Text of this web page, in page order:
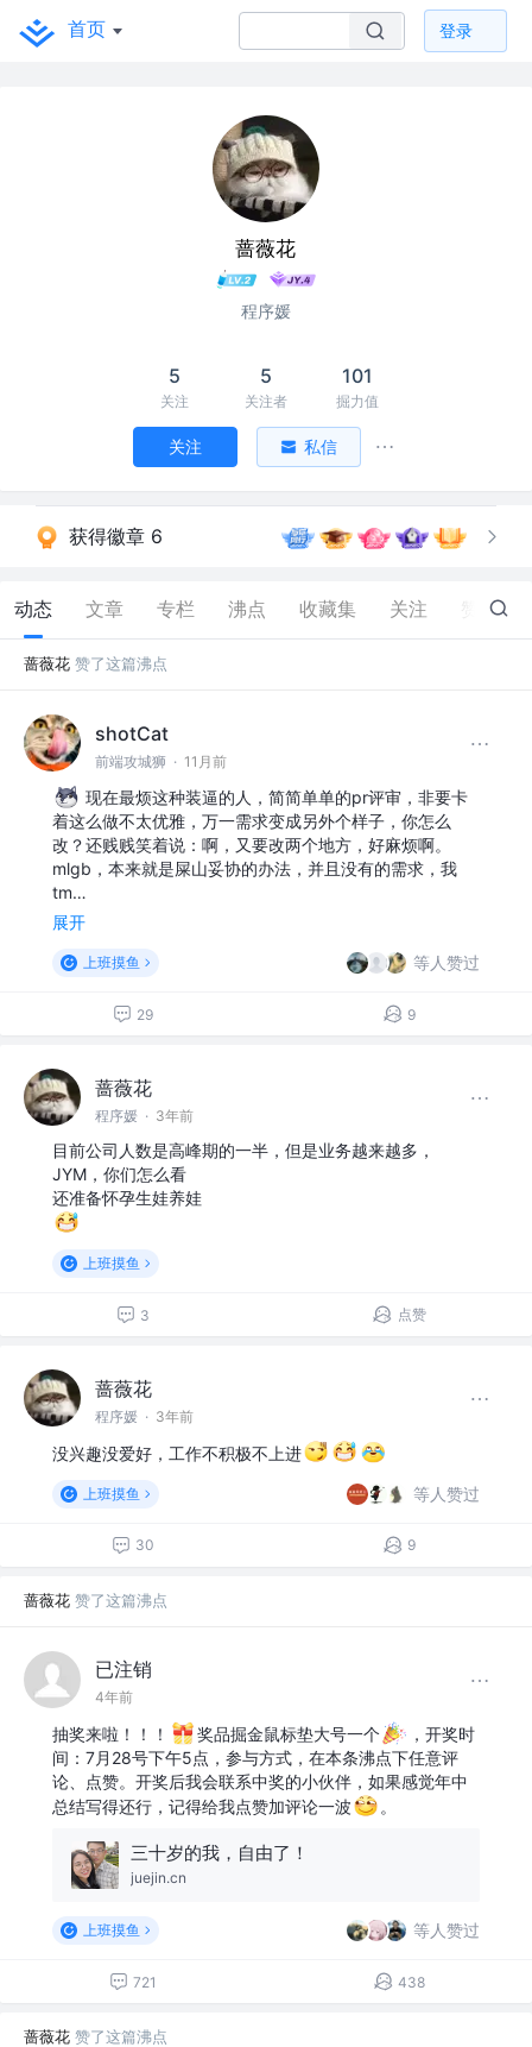
首页 登录
蔷薇花
程序媛
5
关注
5
关注者
101
掘力值
关注 私信
获得徽章 6
动态 文章 专栏 沸点 收藏集 关注 13
蔷薇花 赞了这篇沸点
shotCat
前端攻城狮 · 11月前
现在最烦这种装逼的人，简简单单的pr评审，非要卡
着这么做不太优雅，万一需求变成另外个样子，你怎么
改？还贱贱笑着说：啊，又要改两个地方，好麻烦啊。
mlgb，本来就是屎山妥协的办法，并且没有的需求，我
tm…
展开
上班摸鱼 等人赞过
29 9
蔷薇花
程序媛 · 3年前
目前公司人数是高峰期的一半，但是业务越来越多，
JYM，你们怎么看
还准备怀孕生娃养娃
上班摸鱼
3 点赞
蔷薇花
程序媛 · 3年前
没兴趣没爱好，工作不积极不上进
上班摸鱼 等人赞过
30 9
蔷薇花 赞了这篇沸点
已注销
4年前
抽奖来啦！！！ 奖品掘金鼠标垫大号一个
，开奖时
间：7月28号下午5点，参与方式，在本条沸点下任意评
论、点赞。开奖后我会联系中奖的小伙伴，如果感觉年中
总结写得还行，记得给我点赞加评论一波
。
三十岁的我，自由了！
juejin.cn
上班摸鱼 等人赞过
721 438
蔷薇花 赞了这篇沸点